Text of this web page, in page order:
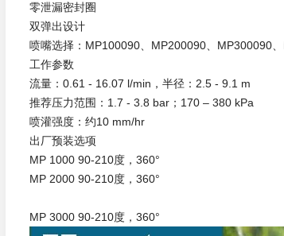
零泄漏密封圈
双弹出设计
喷嘴选择：MP100090、MP200090、MP300090
工作参数
流量：0.61 - 16.07 l/min，半径：2.5 - 9.1 m
推荐压力范围：1.7 - 3.8 bar；170 – 380 kPa
喷灌强度：约10 mm/hr
出厂预装选项
MP 1000 90-210度，360°
MP 2000 90-210度，360°
MP 3000 90-210度，360°